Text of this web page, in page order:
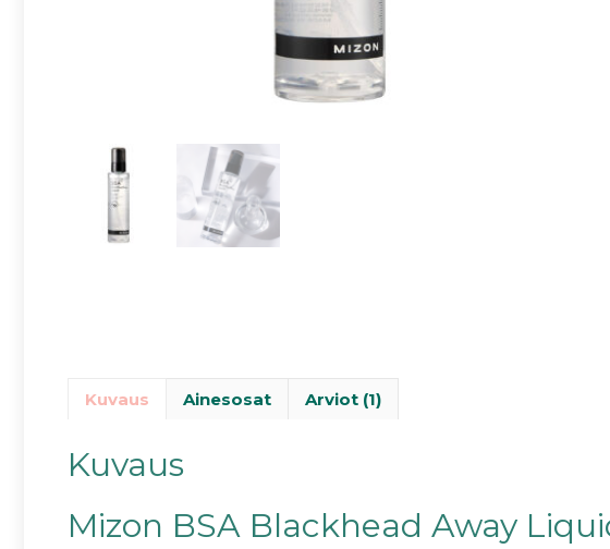
Kuvaus Ainesosat Arviot (1)
Kuvaus
Mizon BSA Blackhead Away